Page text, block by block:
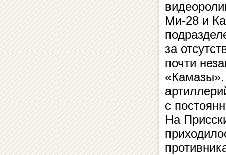
Ми-28 и
за
почти
«Камазы».
с
На